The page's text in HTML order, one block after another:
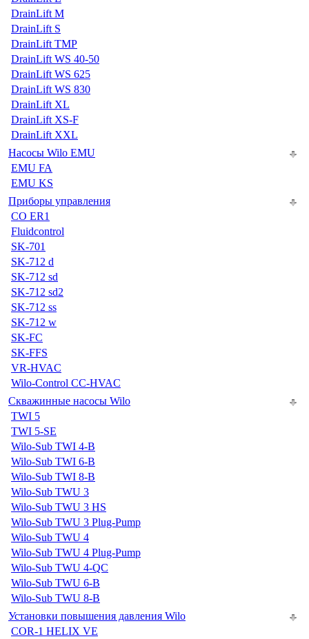
DrainLift M
DrainLift S
DrainLift TMP
DrainLift WS 40-50
DrainLift WS 625
DrainLift WS 830
DrainLift XL
DrainLift XS-F
DrainLift XXL
Насосы Wilo EMU
EMU FA
EMU KS
Приборы управления
CO ER1
Fluidcontrol
SK-701
SK-712 d
SK-712 sd
SK-712 sd2
SK-712 ss
SK-712 w
SK-FC
SK-FFS
VR-HVAC
Wilo-Control CC-HVAC
Скважинные насосы Wilo
TWI 5
TWI 5-SE
Wilo-Sub TWI 4-B
Wilo-Sub TWI 6-B
Wilo-Sub TWI 8-B
Wilo-Sub TWU 3
Wilo-Sub TWU 3 HS
Wilo-Sub TWU 3 Plug-Pump
Wilo-Sub TWU 4
Wilo-Sub TWU 4 Plug-Pump
Wilo-Sub TWU 4-QC
Wilo-Sub TWU 6-B
Wilo-Sub TWU 8-B
Установки повышения давления Wilo
COR-1 HELIX VE